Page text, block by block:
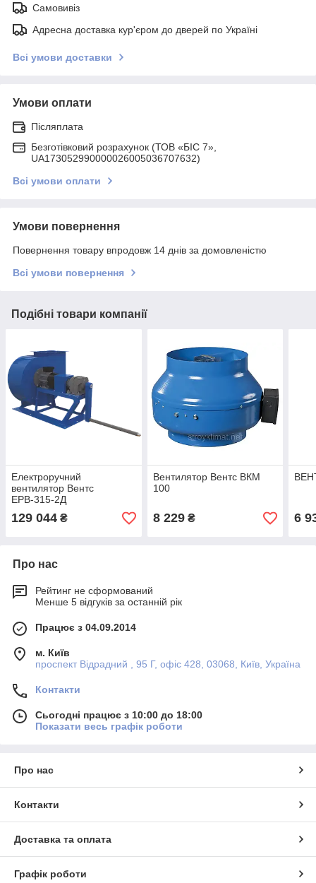
Самовивіз
Адресна доставка кур'єром до дверей по Україні
Всі умови доставки
Умови оплати
Післяплата
Безготівковий розрахунок (ТОВ «БІС 7»,
UA173052990000026005036707632)
Всі умови оплати
Умови повернення
Повернення товару впродовж 14 днів за домовленістю
Всі умови повернення
Подібні товари компанії
Електроручний
вентилятор Вентс
ЕРВ-315-2Д
129 044 ₴
Вентилятор Вентс ВКМ
100
8 229₴ 6
Про нас
Рейтинг не сформований
Менше 5 відгуків за останній рік
Працює з 04.09.2014
м. Київ
проспект Відрадний , 95 Г, офіс 428, 03068, Київ, Україна
Контакти
Сьогодні працює з 10:00 до 18:00
Показати весь графік роботи
Про нас
Контакти
Доставка та оплата
Графік роботи